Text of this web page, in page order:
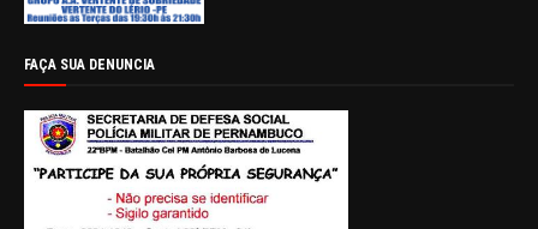
FAÇA SUA DENUNCIA